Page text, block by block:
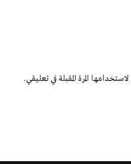
المرة المقبلة في تعليقي.